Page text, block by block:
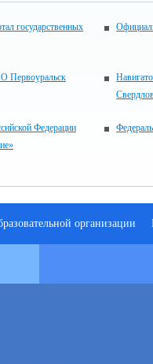
государственных
Первоуральск
Федерации
организации